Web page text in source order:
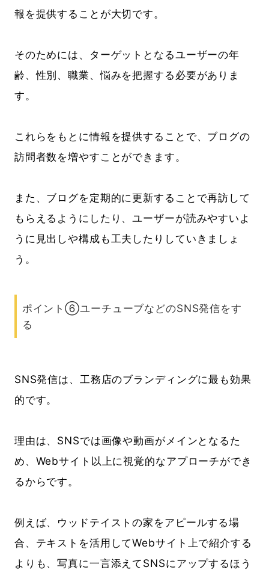
報を提供することが大切です。
そのためには、ターゲットとなるユーザーの年
齢、性別、職業、悩みを把握する必要がありま
す。
これらをもとに情報を提供することで、ブログの
訪問者数を増やすことができます。
また、ブログを定期的に更新することで再訪して
もらえるようにしたり、ユーザーが読みやすいよ
うに見出しや構成も工夫したりしていきましょ
う。
ポイント⑥ユーチューブなどのSNS発信をす
る
SNS発信は、工務店のブランディングに最も効果
的です。
理由は、SNSでは画像や動画がメインとなるた
め、Webサイト以上に視覚的なアプローチができ
るからです。
例えば、ウッドテイストの家をアピールする場
合、テキストを活用してWebサイト上で紹介する
よりも、写真に一言添えてSNSにアップするほう